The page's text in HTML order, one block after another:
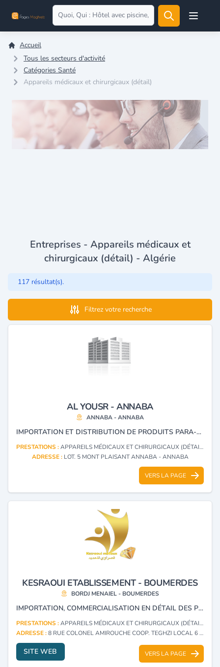
Open
Accueil
Tous les secteurs d'activité
Catégories Santé
Appareils médicaux et chirurgicaux (détail)
Entreprises - Appareils médicaux et
chirurgicaux (détail) - Algérie
117 résultat(s).
Filtrez votre recherche
AL YOUSR - ANNABA
ANNABA - ANNABA
IMPORTATION ET DISTRIBUTION DE PRODUITS PARA-PHARMACEUTIQUES, CHIMIQUE ET RÉACTIF, MATÉRIEL ET INSTRUMENTS MÉDICO-CHIRURGICAL, PIÈCES DÉTACHÉS, CONSOMMABLES MARQUE EDAN.
PRESTATIONS :APPAREILS MÉDICAUX ET CHIRURGICAUX (DÉTAIL)
ADRESSE : LOT. 5 MONT PLAISANT ANNABA - ANNABA
VERS LA PAGE
KESRAOUI ETABLISSEMENT - BOUMERDES
BORDJ MENAIEL - BOUMERDES
IMPORTATION, COMMERCIALISATION EN DÉTAIL DES PRODUITS MÉDICAUX DENTAIRE ET CHIRURGICALES.
PRESTATIONS :APPAREILS MÉDICAUX ET CHIRURGICAUX (DÉTAIL)
ADRESSE :8 RUE COLONEL AMIROUCHE COOP. TEGHZI LOCAL 6 BORDJ MENAIEL - BOUMERDES
SITE WEB VERS LA PAGE